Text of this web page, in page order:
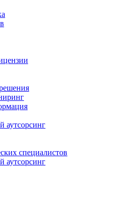
аутсорсинг
специалистов
аутсорсинг